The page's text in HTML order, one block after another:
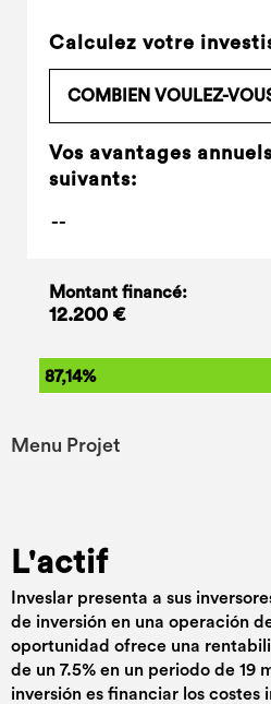
Calculez votre
Vos avantages
suivants:
Montant financé:
12.200 €
87,14%
Menu Projet
L'actif
Inveslar presenta a sus
de inversión en una operación
oportunidad ofrece una
de un 7.5% en un periodo de 19
inversión es financiar los costes